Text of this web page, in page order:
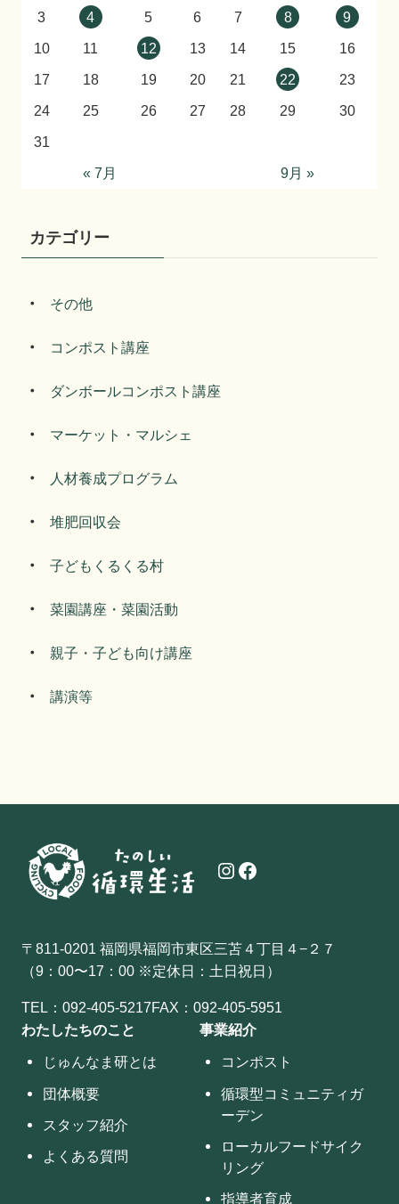
3
4 5 6 7 8
9
10
11 12 13 14 15
16
17
18 19 20 21 22
23
24
25 26 27 28 29
30
31
« 7月
9月 »
カテゴリー
その他
コンポスト講座
ダンボールコンポスト講座
マーケット・マルシェ
人材養成プログラム
堆肥回収会
子どもくるくる村
菜園講座・菜園活動
親子・子ども向け講座
講演等
Instagram Facebook
〒811-0201 福岡県福岡市東区三苫４丁目４−２７
（9：00〜17：00 ※定休日：土日祝日）
TEL：092-405-5217FAX：092-405-5951
わたしたちのこと
じゅんなま研とは
団体概要
スタッフ紹介
よくある質問
事業紹介
コンポスト
循環型コミュニティガ
ーデン
ローカルフードサイク
リング
指導者育成